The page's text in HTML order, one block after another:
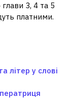
3, 4 та 5
платними.
літер у слові